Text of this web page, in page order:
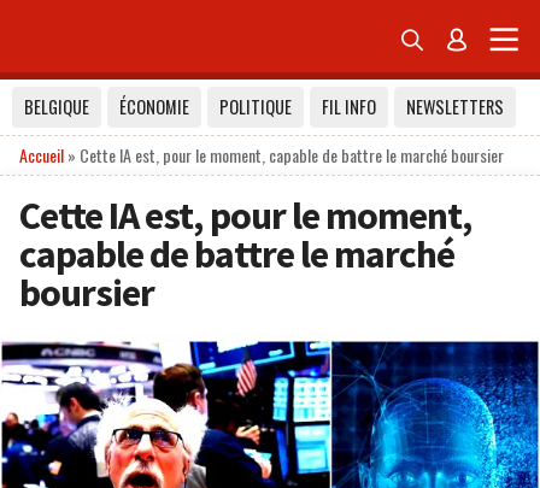
 
BELGIQUE ÉCONOMIE POLITIQUE FIL INFO
NEWSLETTERS
Accueil» Cette IA est, pour le moment, capable de battre le marché boursier
Cette IA est, pour le moment,
capable de battre le marché
boursier